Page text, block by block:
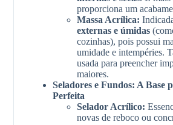
proporciona um
Massa Acrílica:
externas e úmidas
cozinhas), pois possui
umidade e intempéries.
usada para preencher
maiores.
Seladores e Fundos: A Base
Perfeita
Selador Acrílico:
novas de reboco ou